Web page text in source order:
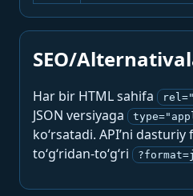
SEO/
Har bir HTML sahifa
JSON versiyaga
ko‘rsatadi. API’ni
to‘g‘ridan-to‘g‘ri